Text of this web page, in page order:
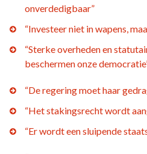
onverdedigbaar”
“Investeer niet in wapens,
“Sterke overheden en
beschermen onze
“De regering moet haar
“Het stakingsrecht wordt
“Er wordt een sluipende